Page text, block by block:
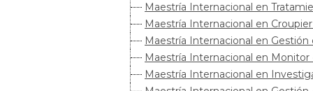
Maestría Internacional en
Maestría Internacional en
Maestría Internacional en
Maestría Internacional en Monitor
Maestría Internacional en